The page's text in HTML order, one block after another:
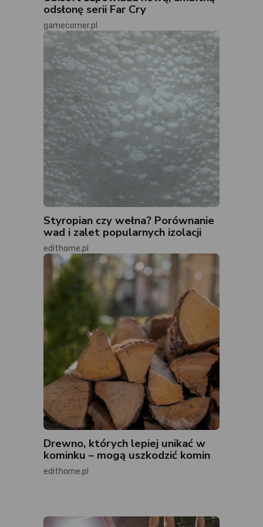
odsłonę serii Far Cry
gamecorner.pl
Styropian czy wełna? Porównanie
wad i zalet popularnych izolacji
edithome.pl
Drewno, których lepiej unikać w
kominku – mogą uszkodzić komin
edithome.pl